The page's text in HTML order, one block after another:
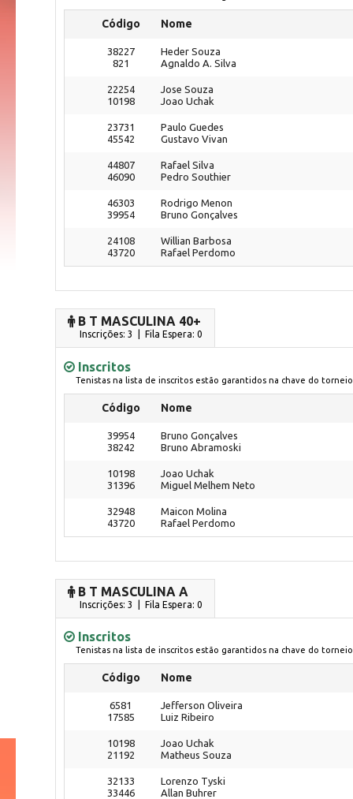
Código Nome
38227
821
Heder Souza
Agnaldo A. Silva
22254
10198
Jose Souza
Joao Uchak
23731
45542
Paulo Guedes
Gustavo Vivan
44807
46090
Rafael Silva
Pedro Southier
46303
39954
Rodrigo Menon
Bruno Gonçalves
24108
43720
Willian Barbosa
Rafael Perdomo
B T MASCULINA 40+
Inscrições: 3 | Fila Espera: 0
Inscritos
Tenistas na lista de inscritos estão garantidos na chave do torneio
Código Nome
39954
38242
Bruno Gonçalves
Bruno Abramoski
10198
31396
Joao Uchak
Miguel Melhem Neto
32948
43720
Maicon Molina
Rafael Perdomo
B T MASCULINA A
Inscrições: 3 | Fila Espera: 0
Inscritos
Tenistas na lista de inscritos estão garantidos na chave do torneio
Código Nome
6581
17585
Jefferson Oliveira
Luiz Ribeiro
10198
21192
Joao Uchak
Matheus Souza
32133
33446
Lorenzo Tyski
Allan Buhrer